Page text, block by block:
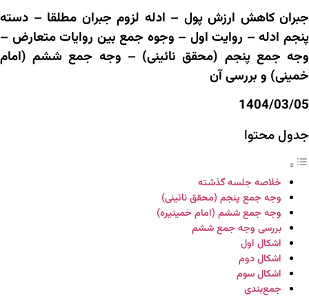
جبران کاهش ارزش پول – ادله لزوم جبران مطلقا – دسته
پنجم ادله – روایت اول – وجوه جمع بین روایات متعارض –
وجه جمع پنجم (محقق نائینی) – وجه جمع ششم (امام
خمینی) و بررسی آن
1404/03/05
جدول محتوا
خلاصه جلسه گذشته
وجه جمع پنجم (محقق نائینی)
وجه جمع ششم (امام خمینیره)
بررسی وجه جمع ششم
اشکال اول
اشکال دوم
اشکال سوم
جمع‌بندی